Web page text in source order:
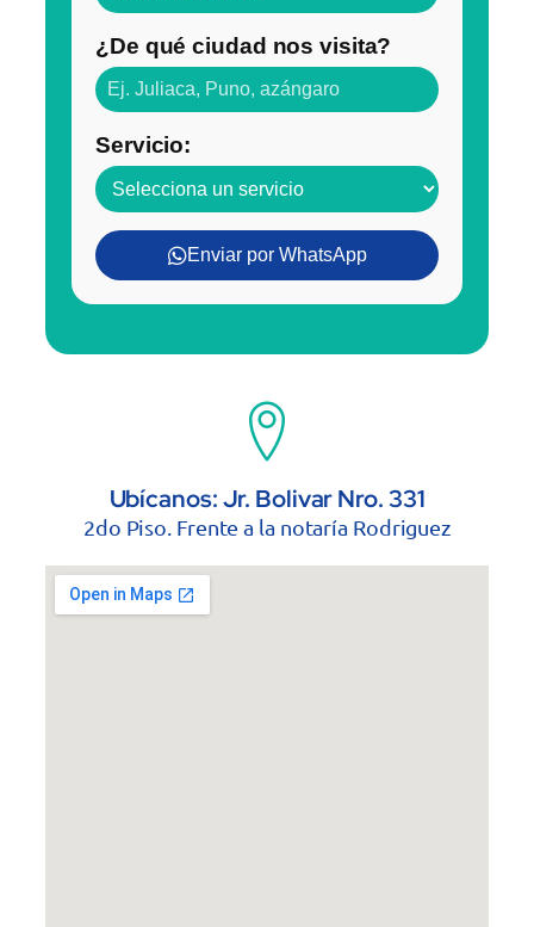
¿De qué ciudad nos visita?
Servicio:
Enviar por WhatsApp
Ubícanos: Jr. Bolivar Nro. 331
2do Piso. Frente a la notaría Rodriguez